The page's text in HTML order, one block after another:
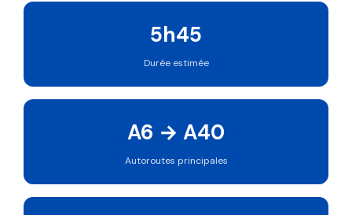
5h45
Durée estimée
A6 → A40
Autoroutes principales